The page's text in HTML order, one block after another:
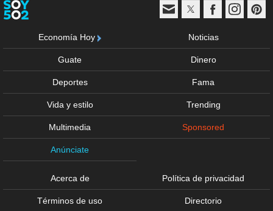
Economía Hoy Noticias
Guate Dinero
Deportes Fama
Vida y estilo Trending
Multimedia Sponsored
Anúnciate
Acerca de Política de privacidad
Términos de uso Directorio